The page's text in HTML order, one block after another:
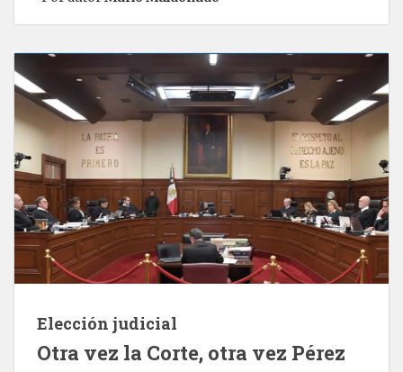
Elección judicial
Otra vez la Corte, otra vez Pérez